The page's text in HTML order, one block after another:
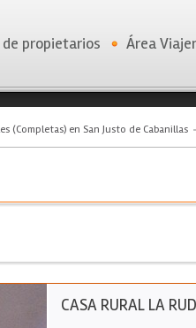
propietarios Área
(Completas) en San Justo de Cabanillas
CASA RURAL LA